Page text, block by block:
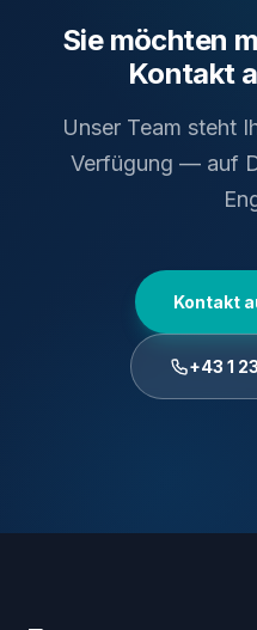
Sie möchten
Kontakt
Unser Team steht
Verfügung — auf
Kontakt
+43 1